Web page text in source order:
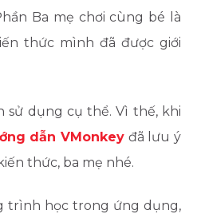
Ba mẹ chơi cùng bé là
thức mình đã được giới
sử dụng cụ thể. Vì thế, khi
dẫn VMonkey đã lưu ý
thức, ba mẹ nhé.
trình học trong ứng dụng,